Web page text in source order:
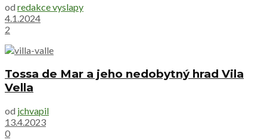
od redakce vyslapy
4.1.2024
2
Tossa de Mar a jeho nedobytný hrad Vila
Vella
od jchvapil
13.4.2023
0